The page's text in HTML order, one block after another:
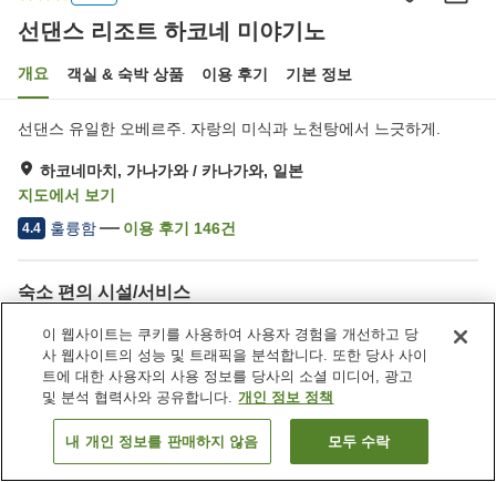
선댄스 리조트 하코네 미야기노
개요 객실 & 숙박 상품 이용 후기 기본 정보
선댄스 유일한 오베르주. 자랑의 미식과 노천탕에서 느긋하게.
하코네마치, 가나가와 / 카나가와, 일본
지도에서 보기
4.4 훌륭함 이용 후기 146건
숙소 편의 시설/서비스
주차장
레스토랑
건물 내에서 반려동물 동반
가능
자동판매기
일본 가나가와 / 카나가와
하코네마치
선댄스 리조트 하코네 미야기노 객실 보기
이 웹사이트는 쿠키를 사용하여 사용자 경험을 개선하고 당
사 웹사이트의 성능 및 트래픽을 분석합니다. 또한 당사 사이
트에 대한 사용자의 사용 정보를 당사의 소셜 미디어, 광고
및 분석 협력사와 공유합니다. 개인 정보 정책
내 개인 정보를 판매하지 않음 모두 수락